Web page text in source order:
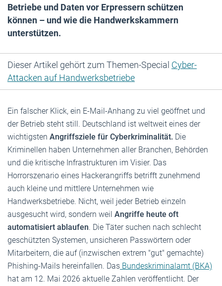
Betriebe und Daten vor Erpressern schützen
können – und wie die Handwerkskammern
unterstützen.
Dieser Artikel gehört zum Themen-Special Cyber-
Attacken auf Handwerksbetriebe
Ein falscher Klick, ein E-Mail-Anhang zu viel geöffnet und
der Betrieb steht still. Deutschland ist weltweit eines der
wichtigsten Angriffsziele für Cyberkriminalität. Die
Kriminellen haben Unternehmen aller Branchen, Behörden
und die kritische Infrastrukturen im Visier. Das
Horrorszenario eines Hackerangriffs betrifft zunehmend
auch kleine und mittlere Unternehmen wie
Handwerksbetriebe. Nicht, weil jeder Betrieb einzeln
ausgesucht wird, sondern weil Angriffe heute oft
automatisiert ablaufen. Die Täter suchen nach schlecht
geschützten Systemen, unsicheren Passwörtern oder
Mitarbeitern, die auf (inzwischen extrem "gut" gemachte)
Phishing-Mails hereinfallen. Das Bundeskriminalamt (BKA)
hat am 12. Mai 2026 aktuelle Zahlen veröffentlicht. Der